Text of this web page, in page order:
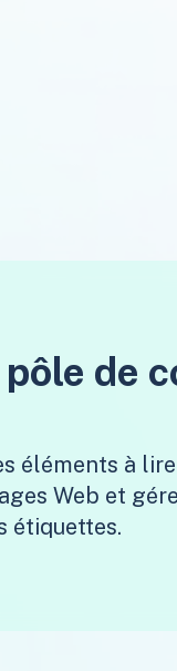
de
éléments à
Web et
étiquettes.